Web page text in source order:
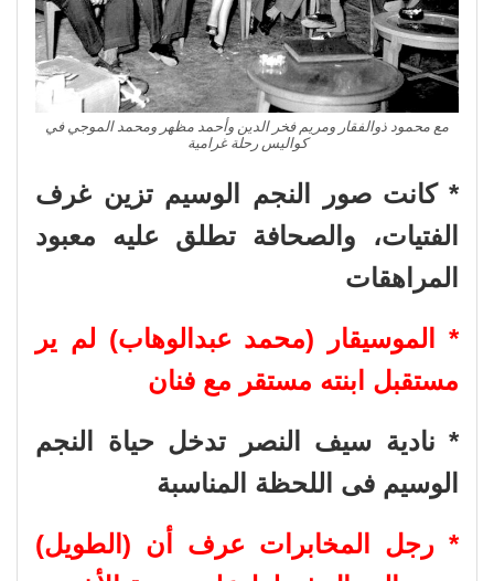
مع محمود ذوالفقار ومريم فخر الدين وأحمد مظهر ومحمد الموجي في
كواليس رحلة غرامية
* كانت صور النجم الوسيم تزين غرف
الفتيات، والصحافة تطلق عليه معبود
المراهقات
* الموسيقار (محمد عبدالوهاب) لم ير
مستقبل ابنته مستقر مع فنان
* نادية سيف النصر تدخل حياة النجم
الوسيم فى اللحظة المناسبة
* رجل المخابرات عرف أن (الطويل)